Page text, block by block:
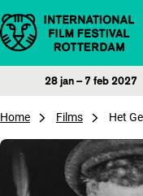
Direct naar inhoud
28 jan – 7 feb 2027
Home Films Het